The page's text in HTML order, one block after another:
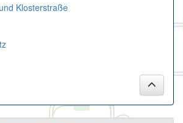
Klosterstraße